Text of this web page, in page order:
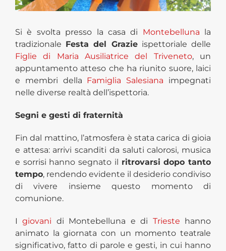
Si è svolta presso la casa di Montebelluna la
tradizionale Festa del Grazieispettoriale delle
Figlie di Maria Ausiliatrice del Triveneto, un
appuntamento atteso che ha riunito suore, laici
e membri della Famiglia Salesiana impegnati
nelle diverse realtà dell’ispettoria.
Segni e gesti di fraternità
Fin dal mattino, l’atmosfera è stata carica di gioia
e attesa: arrivi scanditi da saluti calorosi, musica
e sorrisi hanno segnato il ritrovarsi dopo tanto
tempo, rendendo evidente il desiderio condiviso
di vivere insieme questo momento di
comunione.
Igiovani di Montebelluna e di Trieste hanno
animato la giornata con un momento teatrale
significativo, fatto di parole e gesti, in cui hanno